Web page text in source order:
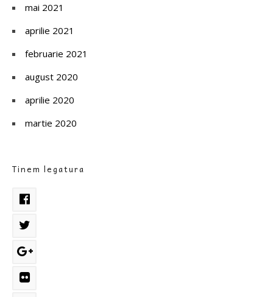
mai 2021
aprilie 2021
februarie 2021
august 2020
aprilie 2020
martie 2020
Tinem legatura